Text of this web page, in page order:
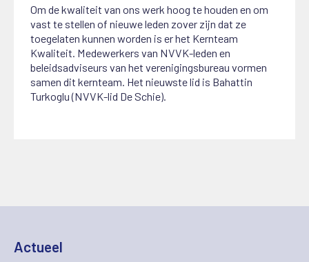
Om de kwaliteit van ons werk hoog te houden en om
vast te stellen of nieuwe leden zover zijn dat ze
toegelaten kunnen worden is er het Kernteam
Kwaliteit. Medewerkers van NVVK-leden en
beleidsadviseurs van het verenigingsbureau vormen
samen dit kernteam. Het nieuwste lid is Bahattin
Turkoglu (NVVK-lid De Schie).
Actueel